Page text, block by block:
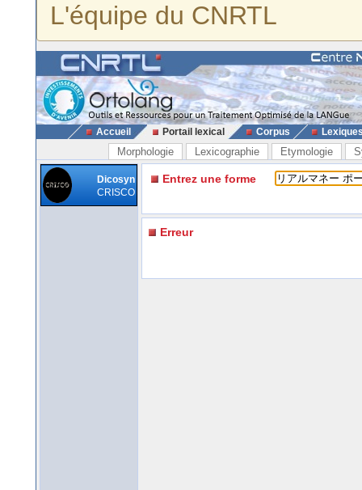
L'équipe du CNRTL
Accueil Portail lexical Corpus
Morphologie Lexicographie Etymologie
Dicosyn
CRISCO
Entrez une forme
Erreur